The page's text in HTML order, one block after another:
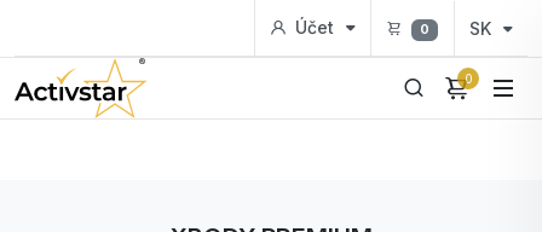
Účet 0 SK
0